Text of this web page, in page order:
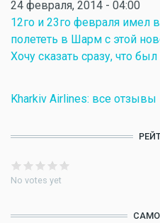
24 февраля, 2014 - 04:00
12го и 23го февраля имел
полететь в Шарм с этой
Хочу сказать сразу, что
Kharkiv Airlines: все отзывы
No votes yet